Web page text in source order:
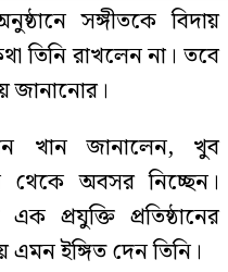
সঙ্গীতকে বিদায়
তিনি রাখলেন না। তবে
জানানোর।
খান জানালেন, খুব
থেকে অবসর নিচ্ছেন।
প্রযুক্তি প্রতিষ্ঠানের
ইঙ্গিত দেন তিনি।